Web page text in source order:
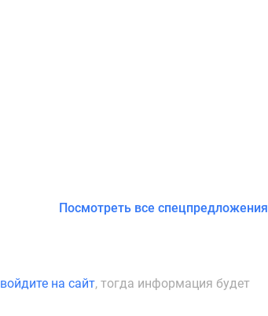
Посмотреть все спецпредложения
войдите на сайт, тогда информация будет